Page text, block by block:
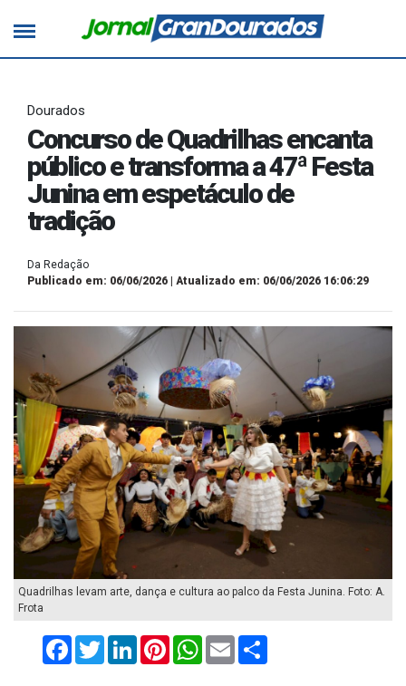
Dourados
Concurso de Quadrilhas encanta
público e transforma a 47ª Festa
Junina em espetáculo de
tradição
Da Redação
Publicado em: 06/06/2026 | Atualizado em: 06/06/2026 16:06:29
Quadrilhas levam arte, dança e cultura ao palco da Festa Junina. Foto: A.
Frota
FacebookTwitterLinkedInPinterestWhatsApp
Email